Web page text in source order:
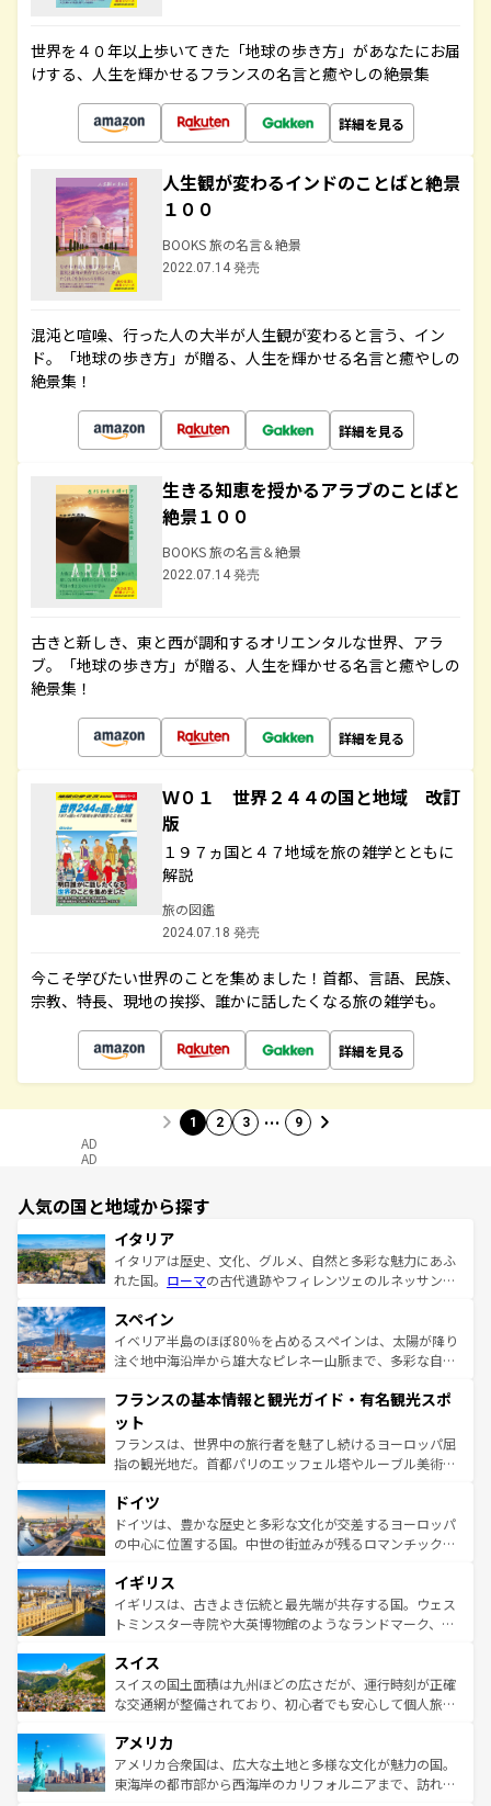
世界を４０年以上歩いてきた「地球の歩き方」があなたにお届
けする、人生を輝かせるフランスの名言と癒やしの絶景集
詳細を見る
人生観が変わるインドのことばと絶景
１００
BOOKS 旅の名言＆絶景
2022.07.14 発売
混沌と喧噪、行った人の大半が人生観が変わると言う、イン
ド。「地球の歩き方」が贈る、人生を輝かせる名言と癒やしの
絶景集！
詳細を見る
生きる知恵を授かるアラブのことばと
絶景１００
BOOKS 旅の名言＆絶景
2022.07.14 発売
古きと新しき、東と西が調和するオリエンタルな世界、アラ
ブ。「地球の歩き方」が贈る、人生を輝かせる名言と癒やしの
絶景集！
詳細を見る
Ｗ０１ 世界２４４の国と地域 改訂
版
１９７ヵ国と４７地域を旅の雑学とともに
解説
旅の図鑑
2024.07.18 発売
今こそ学びたい世界のことを集めました！首都、言語、民族、
宗教、特長、現地の挨拶、誰かに話したくなる旅の雑学も。
詳細を見る
1 2 3 … 9
AD
AD
人気の国と地域から探す
イタリア
イタリアは歴史、文化、グルメ、自然と多彩な魅力にあふ
れた国。 ローマの古代遺跡やフィレンツェのルネッサンス
ろん、トスカーナの美しい田園風景やアマルフィ海岸の絶
景など、自然景観も見逃せない。観光の合間には、本場の
ピザやパスタなど、絶品のイタリア料理を堪能することも
ませてくれるイタリアで、忘れられない旅をしてみよう！
なお、新着のイタリア情報は
しい。
スペイン
イベリア半島のほぼ80％を占めるスペインは、太陽が降り
注ぐ地中海沿岸から雄大なピレネー山脈まで、多彩な自然
文化が根付くこの国では、情熱的なフラメンコ、熱気あふ
れる闘牛、そして美味しいタパスが生活の一部となってい
る。首都マドリードの洗練された雰囲気や、バルセロナの
アートに溢れた街角から、地方では古代ローマ遺跡や中世
せる。地方によって風土や気候が異なるスペインはその個
性で訪れる人を魅了する。 なお、新着のスペイン情報は コ
ンテンツ一覧を参照してほしい。
フランスの基本情報と観光ガイド・有名観光スポ
ット
フランスは、世界中の旅行者を魅了し続けるヨーロッパ屈
指の観光地だ。首都パリのエッフェル塔やルーブル美術館
で、幅広い魅力が詰まっている。華麗な宮殿、歴史的な大
聖堂、美しいビーチ、そして豊かな自然が、訪れる者を心
から魅了する。また、フランスは美食の国としても知ら
いる。シャンパンの発祥地であるランス、プロヴァンスの
香り高いラベンダー畑など、多彩な楽しみ方が可能だ。さ
らに、パリ以外の地域にも魅力が溢れており、どの街角に
れる地方に足を運ぶとそれぞれで全く異なる文化を体験で
きるだろう。 なお、新着のフランス情報はコンテンツ一覧
を参照してほしい。
ドイツ
ドイツは、豊かな歴史と多彩な文化が交差するヨーロッパ
の中心に位置する国。中世の街並みが残るロマンチック街
顔を持つこの国は、どこを歩いても飽きることがない。ベ
ルリンの文化的活気、バイエルン州のアルプスの絶景、そ
してライン川沿いのワイン畑といった風景は必見。ビール
は、お酒好きな人にはぜひ体験してほしい。 なお、新着の
ドイツ情報はコンテンツ一覧を参照してほしい。
イギリス
イギリスは、古きよき伝統と最先端が共存する国。ウェス
トミンスター寺院や大英博物館のようなランドマーク、歴
リアごとに異なる魅力がある。また、優雅なアフタヌーン
ティー、ビール好きにはたまらない英国パブ、サッカー観
戦など、本場だからこそできる体験も豊富。イギリスを旅
ンツ一覧を参照してほしい。
スイス
スイスの国土面積は九州ほどの広さだが、運行時刻が正確
な交通網が整備されており、初心者でも安心して個人旅行
の建物がそのまま残る町や、スイスならではのユニークな
博物館もあり、アルプス観光だけでなく町歩きも満喫する
ことができる。国民の所得が高いため物価も高いが、旅行
アメリカ
アメリカ合衆国は、広大な土地と多様な文化が魅力の国。
東海岸の都市部から西海岸のカリフォルニアまで、訪れる